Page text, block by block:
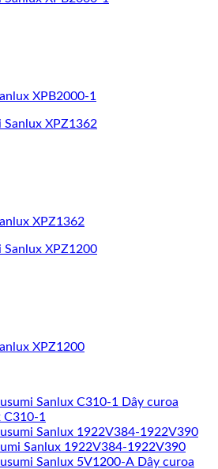
XPB2000-1
XPZ1362
XPZ1200
Dây curoa
1
Sanlux 1922V384-1922V390
Dây curoa